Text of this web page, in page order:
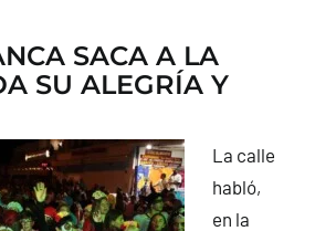
SACA A LA
SU ALEGRÍA Y
La calle
habló,
en la